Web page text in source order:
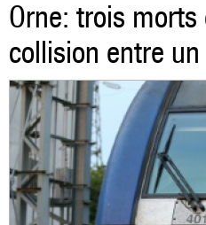
Orne: trois
collision entre